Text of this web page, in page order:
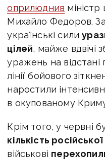
оприлюднив
Михайло Федоров.
українські сили
цілей, майже вдвічі
уражень на відстані
лінії бойового
наростили
в окупованому
Крім того, у червні
кількість
військові